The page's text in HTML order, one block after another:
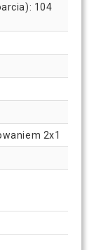
104
2x1